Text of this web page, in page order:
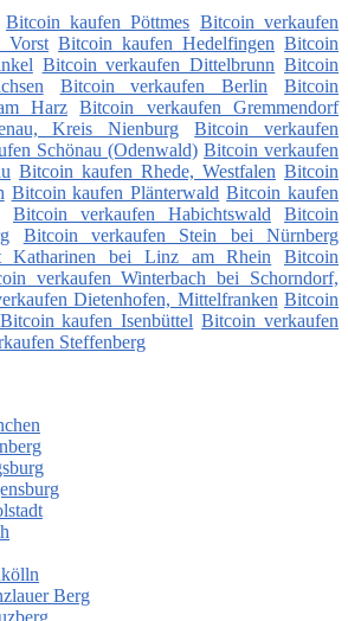
Bitcoin kaufen Pöttmes Bitcoin verkaufen
Vorst Bitcoin kaufen Hedelfingen Bitcoin
Bitcoin verkaufen Dittelbrunn Bitcoin
Bitcoin verkaufen Berlin
Bitcoin
Harz
Bitcoin verkaufen Gremmendorf
Kreis Nienburg
Bitcoin verkaufen
Schönau (Odenwald) Bitcoin verkaufen
Bitcoin kaufen Rhede, Westfalen Bitcoin
Bitcoin kaufen Plänterwald Bitcoin kaufen
Bitcoin verkaufen Habichtswald
Bitcoin
Bitcoin verkaufen Stein bei Nürnberg
Katharinen bei Linz am Rhein
Bitcoin
verkaufen Winterbach bei Schorndorf,
Dietenhofen, Mittelfranken Bitcoin
Bitcoin kaufen Isenbüttel Bitcoin verkaufen
Steffenberg
Berg